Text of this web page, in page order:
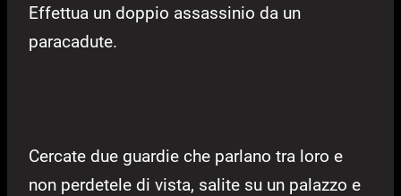
Effettua un doppio assassinio da un
paracadute.
Cercate due guardie che parlano tra loro e
non perdetele di vista, salite su un palazzo e